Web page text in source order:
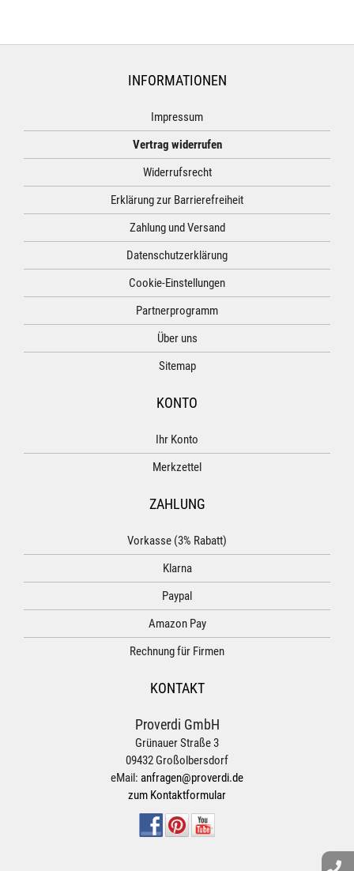
INFORMATIONEN
Impressum
Vertrag widerrufen
Widerrufsrecht
Erklärung zur Barrierefreiheit
Zahlung und Versand
Datenschutzerklärung
Cookie-Einstellungen
Partnerprogramm
Über uns
Sitemap
KONTO
Ihr Konto
Merkzettel
ZAHLUNG
Vorkasse (3% Rabatt)
Klarna
Paypal
Amazon Pay
Rechnung für Firmen
KONTAKT
Proverdi GmbH
Grünauer Straße 3
09432 Großolbersdorf
eMail: anfragen@proverdi.de
zum Kontaktformular